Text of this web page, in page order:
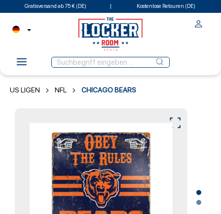
Gratisversand ab 75 € (DE) Kostenlose Retouren (DE)
US LIGEN NFL CHICAGO BEARS